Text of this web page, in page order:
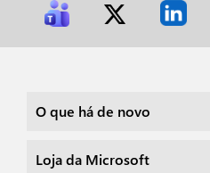
O que há de novo
Loja da Microsoft